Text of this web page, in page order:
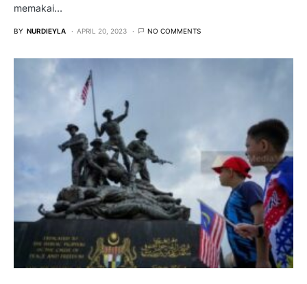
memakai…
BY NURDIEYLA APRIL 20, 2023 NO COMMENTS